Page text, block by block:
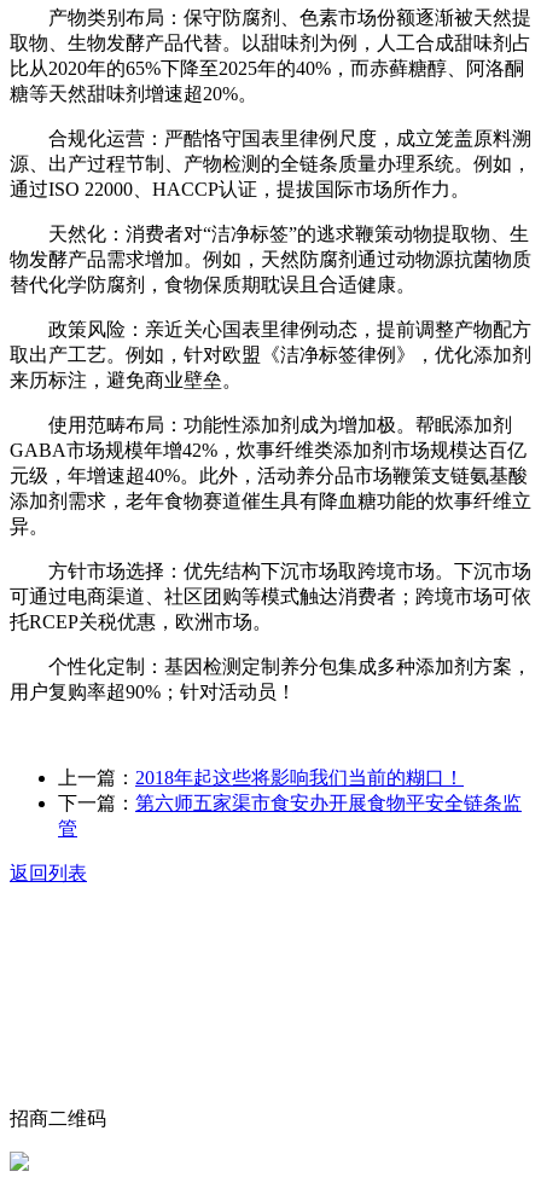
产物类别布局：保守防腐剂、色素市场份额逐渐被天然提
取物、生物发酵产品代替。以甜味剂为例，人工合成甜味剂占
比从2020年的65%下降至2025年的40%，而赤藓糖醇、阿洛酮
糖等天然甜味剂增速超20%。
合规化运营：严酷恪守国表里律例尺度，成立笼盖原料溯
源、出产过程节制、产物检测的全链条质量办理系统。例如，
通过ISO 22000、HACCP认证，提拔国际市场所作力。
天然化：消费者对“洁净标签”的逃求鞭策动物提取物、生
物发酵产品需求增加。例如，天然防腐剂通过动物源抗菌物质
替代化学防腐剂，食物保质期耽误且合适健康。
政策风险：亲近关心国表里律例动态，提前调整产物配方
取出产工艺。例如，针对欧盟《洁净标签律例》，优化添加剂
来历标注，避免商业壁垒。
使用范畴布局：功能性添加剂成为增加极。帮眠添加剂
GABA市场规模年增42%，炊事纤维类添加剂市场规模达百亿
元级，年增速超40%。此外，活动养分品市场鞭策支链氨基酸
添加剂需求，老年食物赛道催生具有降血糖功能的炊事纤维立
异。
方针市场选择：优先结构下沉市场取跨境市场。下沉市场
可通过电商渠道、社区团购等模式触达消费者；跨境市场可依
托RCEP关税优惠，欧洲市场。
个性化定制：基因检测定制养分包集成多种添加剂方案，
用户复购率超90%；针对活动员！
上一篇： 2018年起这些将影响我们当前的糊口！
下一篇： 第六师五家渠市食安办开展食物平安全链条监
管
返回列表
招商二维码